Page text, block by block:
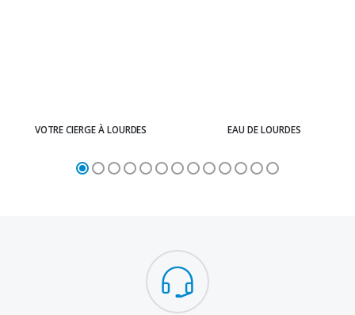
VOTRE CIERGE À LOURDES EAU DE LOURDES